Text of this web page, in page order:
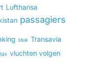
Lufthansa
passagiers
stuk Transavia
vluchten volgen